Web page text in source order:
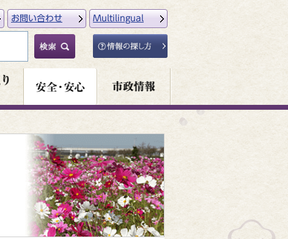
お問い合わせ Multilingual